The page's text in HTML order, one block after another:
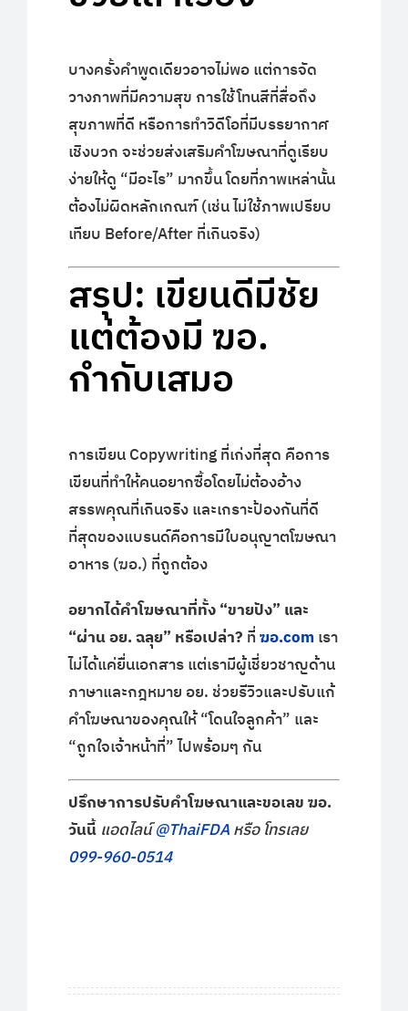
บางครั้งคำพูดเดียวอาจไม่พอ แต่การจัด
วางภาพที่มีความสุข การใช้โทนสีที่สื่อถึง
สุขภาพที่ดี หรือการทำวิดีโอที่มีบรรยากาศ
เชิงบวก จะช่วยส่งเสริมคำโฆษณาที่ดูเรียบ
ง่ายให้ดู “มีอะไร” มากขึ้น โดยที่ภาพเหล่านั้น
ต้องไม่ผิดหลักเกณฑ์ (เช่น ไม่ใช้ภาพเปรียบ
เทียบ Before/After ที่เกินจริง)
สรุป: เขียนดีมีชัย
แต่ต้องมี ฆอ.
กำกับเสมอ
การเขียน Copywriting ที่เก่งที่สุด คือการ
เขียนที่ทำให้คนอยากซื้อโดยไม่ต้องอ้าง
สรรพคุณที่เกินจริง และเกราะป้องกันที่ดี
ที่สุดของแบรนด์คือการมีใบอนุญาตโฆษณา
อาหาร (ฆอ.) ที่ถูกต้อง
อยากได้คำโฆษณาที่ทั้ง “ขายปัง” และ
“ผ่าน อย. ฉลุย” หรือเปล่า? ที่ฆอ.comเรา
ไม่ได้แค่ยื่นเอกสาร แต่เรามีผู้เชี่ยวชาญด้าน
ภาษาและกฎหมาย อย. ช่วยรีวิวและปรับแก้
คำโฆษณาของคุณให้ “โดนใจลูกค้า” และ
“ถูกใจเจ้าหน้าที่” ไปพร้อมๆ กัน
ปรึกษาการปรับคำโฆษณาและขอเลข ฆอ.
วันนี้ แอดไลน์@ThaiFDAหรือ โทรเลย
099-960-0514